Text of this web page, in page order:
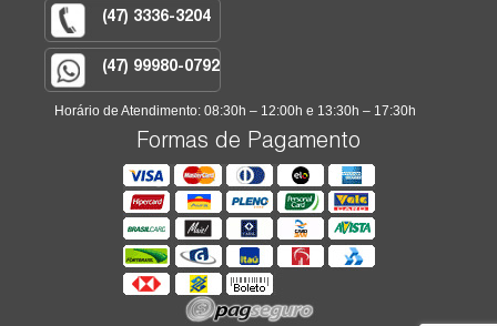
(47) 3336-3204
(47) 99980-0792
Horário de Atendimento: 08:30h – 12:00h e 13:30h – 17:30h
Formas de Pagamento